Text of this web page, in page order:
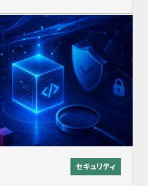
ステムによっ
セキュリティ